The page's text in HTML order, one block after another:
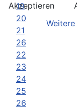
19
20
21
26
22
23
24
25
26
Akzeptieren